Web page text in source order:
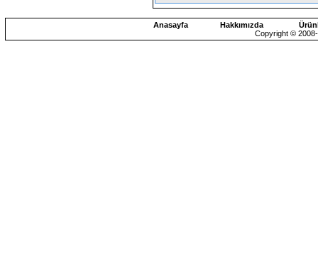
Anasayfa Hakkımızda
Copyright ©